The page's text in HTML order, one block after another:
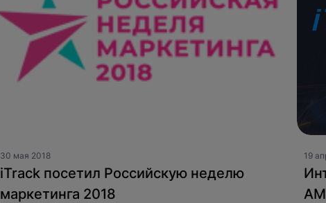
30 мая 2018
iTrack посетил Российскую неделю
маркетинга 2018
19